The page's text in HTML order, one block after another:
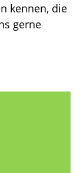
kennen, die
gerne